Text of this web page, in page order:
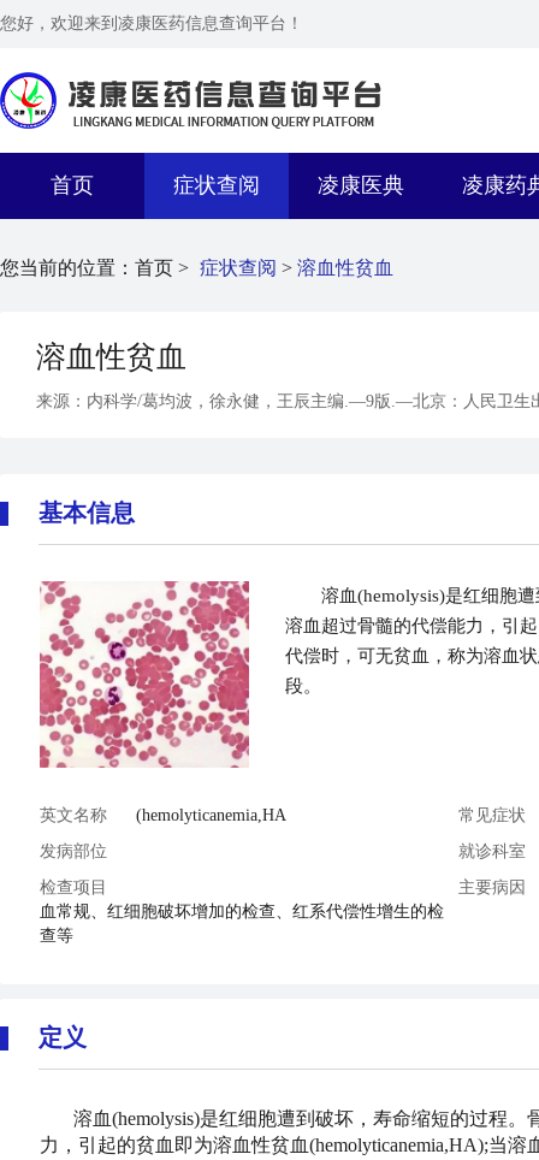
您好，欢迎来到凌康医药信息查询平台！
首页 症状查阅 凌康医典 凌康药
您当前的位置： 首页 > 症状查阅 > 溶血性贫血
溶血性贫血
来源：内科学/葛均波，徐永健，王辰主编.—9版.—北京：人民卫生
基本信息
溶血(hemolysis)是红细胞
溶血超过骨髓的代偿能力，引
代偿时，可无贫血，称为溶血
段。
英文名称 (hemolyticanemia,HA
常见症状
发病部位
就诊科室
检查项目
血常规、红细胞破坏增加的检查、红系代偿性增生的检
查等
主要病因
定义
溶血(hemolysis)是红细胞遭到破坏，寿命缩短的过程
力，引起的贫血即为溶血性贫血(hemolyticanemia,HA);当